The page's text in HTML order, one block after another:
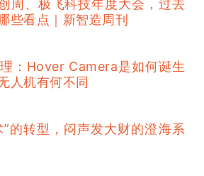
周、极飞科技年度大会，过去
些看点｜新智造周刊
：Hover Camera是如何诞生
人机有何不同
”的转型，闷声发大财的澄海系